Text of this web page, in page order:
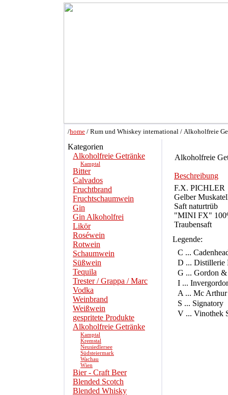
/home / Rum und Whiskey international / Alkoholfreie
Kategorien
Alkoholfreie Getränke
Kamptal
Bitter
Calvados
Fruchtbrand
Fruchtschaumwein
Gin
Gin Alkoholfrei
Likör
Roséwein
Rotwein
Schaumwein
Süßwein
Tequila
Trester / Grappa / Marc
Vodka
Weinbrand
Weißwein
gespritete Produkte
Alkoholfreie Getränke
Kamptal
Kremstal
Neusiedlersee
Südsteiermark
Wachau
Wien
Bier - Craft Beer
Blended Scotch
Blended Whisky
Alkoholfreie
Beschreibung
F.X. PICHLER
Gelber
Saft naturtrüb
"MINI FX"
Traubensaft
Legende:
C ...
D ... Distillerie
G ... Gordon
I ...
A ... Mc Arthur
S ... Signatory
V ... Vinothek